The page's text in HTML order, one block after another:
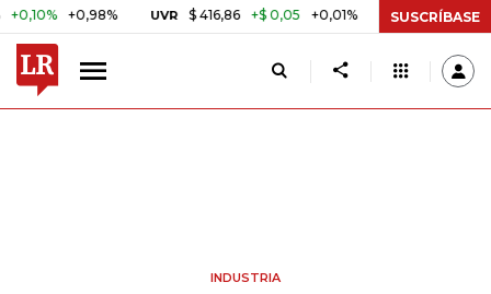
+0,98% UVR $ 416,86 +$ 0,05 +0,01% BITCOIN US$
SUSCRÍBASE
INDUSTRIA